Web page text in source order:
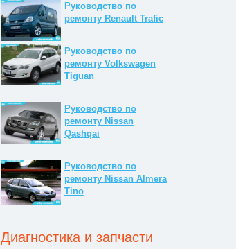
Руководство по
ремонту Renault Trafic
Руководство по
ремонту Volkswagen
Tiguan
Руководство по
ремонту Nissan
Qashqai
Руководство по
ремонту Nissan Almera
Tino
Диагностика и запчасти